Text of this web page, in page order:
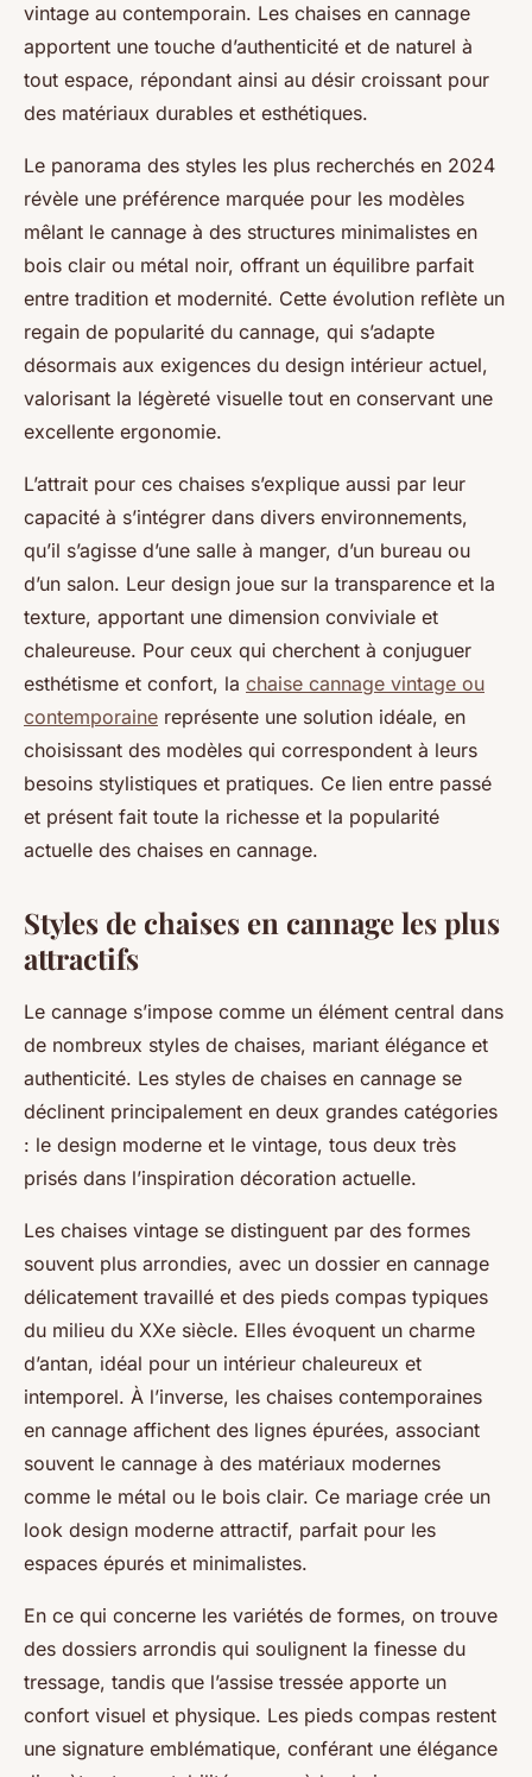
vintage au contemporain. Les chaises en cannage
apportent une touche d’authenticité et de naturel à
tout espace, répondant ainsi au désir croissant pour
des matériaux durables et esthétiques.
Le panorama des styles les plus recherchés en 2024
révèle une préférence marquée pour les modèles
mêlant le cannage à des structures minimalistes en
bois clair ou métal noir, offrant un équilibre parfait
entre tradition et modernité. Cette évolution reflète un
regain de popularité du cannage, qui s’adapte
désormais aux exigences du design intérieur actuel,
valorisant la légèreté visuelle tout en conservant une
excellente ergonomie.
L’attrait pour ces chaises s’explique aussi par leur
capacité à s’intégrer dans divers environnements,
qu’il s’agisse d’une salle à manger, d’un bureau ou
d’un salon. Leur design joue sur la transparence et la
texture, apportant une dimension conviviale et
chaleureuse. Pour ceux qui cherchent à conjuguer
esthétisme et confort, la chaise cannage vintage ou
contemporaine représente une solution idéale, en
choisissant des modèles qui correspondent à leurs
besoins stylistiques et pratiques. Ce lien entre passé
et présent fait toute la richesse et la popularité
actuelle des chaises en cannage.
Styles de chaises en cannage les plus
attractifs
Le cannage s’impose comme un élément central dans
de nombreux styles de chaises, mariant élégance et
authenticité. Les styles de chaises en cannage se
déclinent principalement en deux grandes catégories
: le design moderne et le vintage, tous deux très
prisés dans l’inspiration décoration actuelle.
Les chaises vintage se distinguent par des formes
souvent plus arrondies, avec un dossier en cannage
délicatement travaillé et des pieds compas typiques
du milieu du XXe siècle. Elles évoquent un charme
d’antan, idéal pour un intérieur chaleureux et
intemporel. À l’inverse, les chaises contemporaines
en cannage affichent des lignes épurées, associant
souvent le cannage à des matériaux modernes
comme le métal ou le bois clair. Ce mariage crée un
look design moderne attractif, parfait pour les
espaces épurés et minimalistes.
En ce qui concerne les variétés de formes, on trouve
des dossiers arrondis qui soulignent la finesse du
tressage, tandis que l’assise tressée apporte un
confort visuel et physique. Les pieds compas restent
une signature emblématique, conférant une élégance